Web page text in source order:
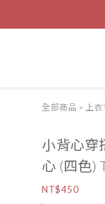
全部商品 > 上衣
小背心穿
心 (四色)
NT$450